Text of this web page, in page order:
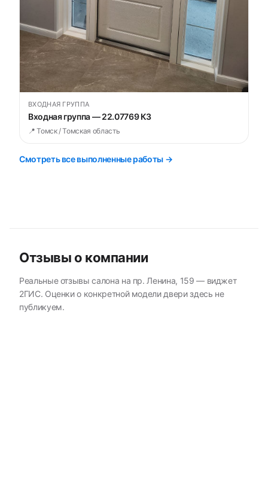
ВХОДНАЯ ГРУППА
Входная группа — 22.07769 К3
📍 Томск / Томская область
Смотреть все выполненные работы →
Отзывы о компании
Реальные отзывы салона на пр. Ленина, 159 — виджет
2ГИС. Оценки о конкретной модели двери здесь не
публикуем.